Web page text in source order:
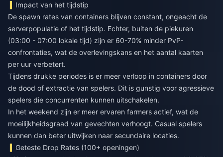
Impact van het tijdstip
De spawn rates van containers blijven constant, ongeacht de
serverpopulatie of het tijdstip. Echter, buiten de piekuren
(03:00 - 07:00 lokale tijd) zijn er 60-70% minder PvP-
confrontaties, wat de overlevingskans en het aantal kaarten
per uur verbetert.
Tijdens drukke periodes is er meer verloop in containers door
de dood of extractie van spelers. Dit is gunstig voor agressieve
spelers die concurrenten kunnen uitschakelen.
In het weekend zijn er meer ervaren farmers actief, wat de
moeilijkheidsgraad van gevechten verhoogt. Casual spelers
kunnen dan beter uitwijken naar secundaire locaties.
Geteste Drop Rates (100+ openingen)